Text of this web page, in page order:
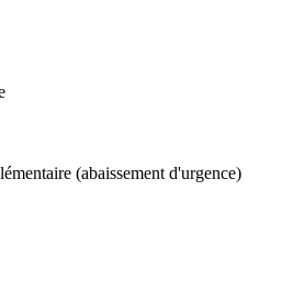
(abaissement d'urgence)